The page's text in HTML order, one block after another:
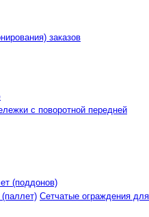
заказов
с поворотной передней
(поддонов)
Сетчатые ограждения для